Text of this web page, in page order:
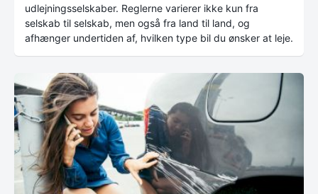
udlejningsselskaber. Reglerne varierer ikke kun fra
selskab til selskab, men også fra land til land, og
afhænger undertiden af, hvilken type bil du ønsker at leje.